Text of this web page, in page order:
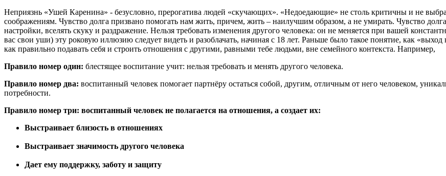
Неприязнь «Ушей Каренина» - безусловно, прерогатива людей «скучающих». «Недоедающие» не столь критичны и не
соображениям. Чувство долга призвано помогать нам жить, причем, жить – наилучшим образом, а не умирать. Чувство
настройки, вселять скуку и раздражение. Нельзя требовать изменения другого человека: он не меняется при вашей
вас свои уши) эту роковую иллюзию следует видеть и разоблачать, начиная с 18 лет. Раньше было такое понятие, как
как правильно подавать себя и строить отношения с другими, равными тебе людьми, вне семейного контекста. Например,
Правило номер один: блестящее воспитание учит: нельзя требовать и менять другого человека.
Правило номер два: воспитанный человек помогает партнёру остаться собой, другим, отличным от него человеком,
потребности.
Правило номер три: воспитанный человек не полагается на отношения, а создает их:
Выстраивает близость в отношениях
Выстраивает значимость другого человека
Дает ему поддержку, заботу и защиту